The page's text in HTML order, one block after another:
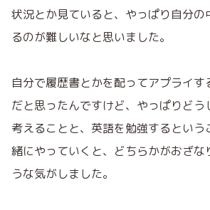
状況とか見ていると、やっぱり自分の
るのが難しいなと思いました。
自分で履歴書とかを配ってアプライ
だと思ったんですけど、やっぱりどう
考えることと、英語を勉強するという
緒にやっていくと、どちらかがおざな
うな気がしました。